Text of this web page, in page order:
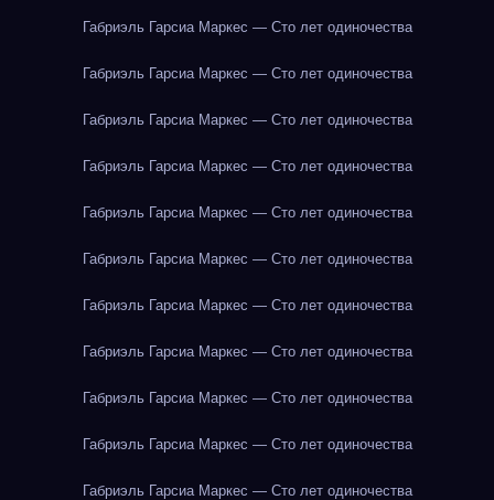
Габриэль Гарсиа Маркес — Сто лет одиночества
Габриэль Гарсиа Маркес — Сто лет одиночества
Габриэль Гарсиа Маркес — Сто лет одиночества
Габриэль Гарсиа Маркес — Сто лет одиночества
Габриэль Гарсиа Маркес — Сто лет одиночества
Габриэль Гарсиа Маркес — Сто лет одиночества
Габриэль Гарсиа Маркес — Сто лет одиночества
Габриэль Гарсиа Маркес — Сто лет одиночества
Габриэль Гарсиа Маркес — Сто лет одиночества
Габриэль Гарсиа Маркес — Сто лет одиночества
Габриэль Гарсиа Маркес — Сто лет одиночества